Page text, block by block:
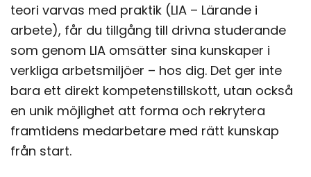
teori varvas med praktik (LIA – Lärande i
arbete), får du tillgång till drivna studerande
som genom LIA omsätter sina kunskaper i
verkliga arbetsmiljöer – hos dig. Det ger inte
bara ett direkt kompetenstillskott, utan också
en unik möjlighet att forma och rekrytera
framtidens medarbetare med rätt kunskap
från start.